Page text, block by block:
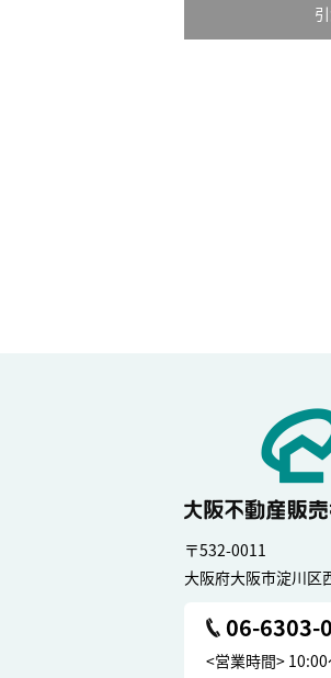
〒532-0011
大阪府大阪市淀川区
06-6303-
<営業時間>